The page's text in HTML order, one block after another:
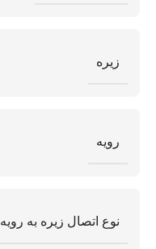
زیره
رویه
نوع اتصال زیره به رویه